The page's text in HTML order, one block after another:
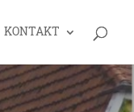
KONTAKT